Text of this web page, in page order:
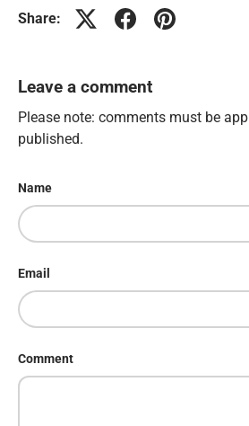
Share:
Leave a comment
Please note: comments must be
published.
Name
Email
Comment